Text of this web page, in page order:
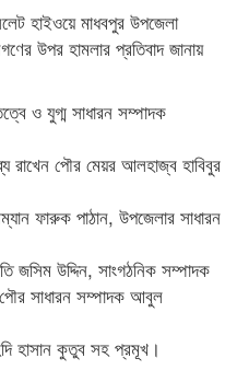
হাইওয়ে মাধবপুর উপজেলা
উপর হামলার প্রতিবাদ জানায়
ও যুগ্ম সাধারন সম্পাদক
রাখেন পৌর মেয়র আলহাজ্ব হাবিবুর
ফারুক পাঠান, উপজেলার সাধারন
জসিম উদ্দিন, সাংগঠনিক সম্পাদক
পৌর সাধারন সম্পাদক আবুল
হাসান কুতুব সহ প্রমূখ।